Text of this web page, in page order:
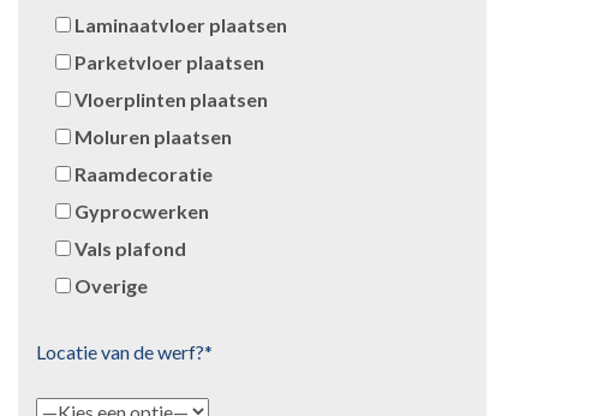
Laminaatvloer plaatsen
Parketvloer plaatsen
Vloerplinten plaatsen
Moluren plaatsen
Raamdecoratie
Gyprocwerken
Vals plafond
Overige
Locatie van de werf?*